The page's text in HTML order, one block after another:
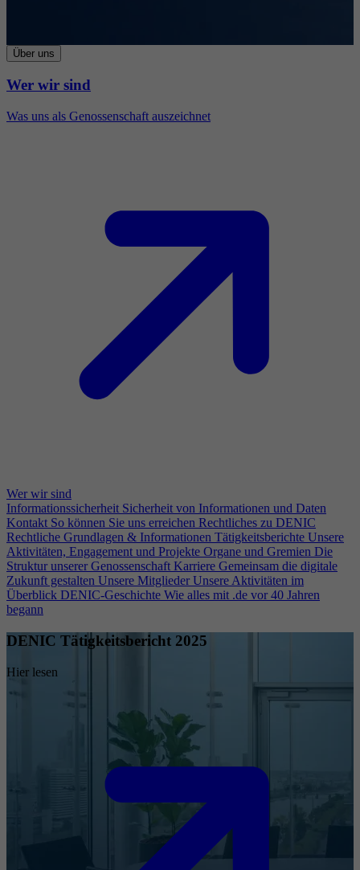
Über uns
Wer wir sind
Was uns als Genossenschaft auszeichnet
Wer wir sind
Informationssicherheit Sicherheit von Informationen und Daten
Kontakt So können Sie uns erreichen Rechtliches zu DENIC
Rechtliche Grundlagen & Informationen Tätigkeitsberichte Unsere
Aktivitäten, Engagement und Projekte Organe und Gremien Die
Struktur unserer Genossenschaft Karriere Gemeinsam die digitale
Zukunft gestalten Unsere Mitglieder Unsere Aktivitäten im
Überblick DENIC-Geschichte Wie alles mit .de vor 40 Jahren
begann
DENIC Tätigkeitsbericht 2025
Hier lesen